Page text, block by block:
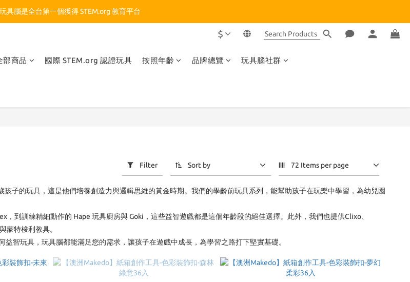
具腦是全台第一個獲得 STEM.org 教育平台
具腦是全台第一個獲得 STEM.org 教育平台
具腦是全台第一個獲得 STEM.org 教育平台
$
部商品 國際 STEM.org 認證玩具 按照年齡 品牌總覽 玩具腦社群
Filter Sort by 72 Items per page
孩子的玩具，這是他們培養創造力與邏輯思維的黃金時期。我們的學齡前玩具系列，能幫助孩子在玩樂中學習，為幼兒園
，到訓練精細動作的 Hape 玩具廚房與 Goki，這些益智遊戲都是這個年齡段的絕佳選擇。此外，我們也提供Clixo、
蒙特梭利教具。
益智玩具，玩具腦都能滿足您的需求，讓孩子在遊戲中成長，為學習之路打下堅實基礎。